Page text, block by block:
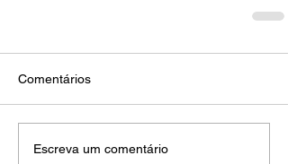
Comentários
Escreva um comentário